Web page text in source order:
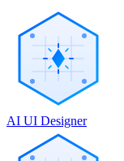
AI UI Designer